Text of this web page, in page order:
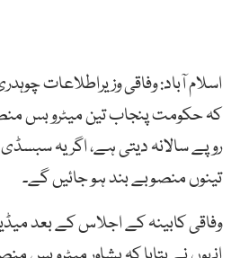
اسلام آباد: وفاقی وزیراطلاعات
روپے سالانہ دیتی ہے، اگر یہ
تینوں منصوبے بند ہو جائیں گے۔
وفاقی کابینہ کے اجلاس کے بعد